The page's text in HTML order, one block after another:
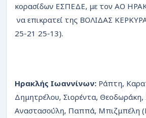
κορασίδων ΕΣΠΕΔΕ, με τον AO
να επικρατεί της BOΛIΔΑΣ
25-21 25-13).
Ηρακλής Ιωαννίνων: Ράπτη,
Δημητρέλου, Σιορέντα,
Αναστασούλη, Παππά, Μπιζμπέλη